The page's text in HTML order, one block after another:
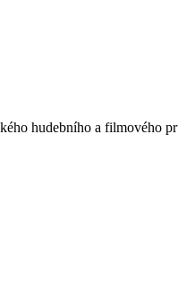
hudebního a filmového